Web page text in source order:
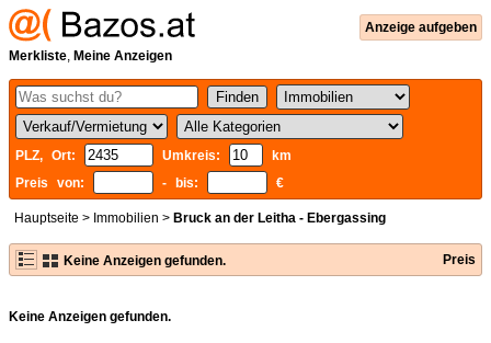
Anzeige aufgeben
Merkliste, Meine Anzeigen
PLZ, Ort: Umkreis:
km
Preis von:
- bis: €
Hauptseite > Immobilien > Bruck an der Leitha - Ebergassing
Keine Anzeigen gefunden. Preis
Keine Anzeigen gefunden.